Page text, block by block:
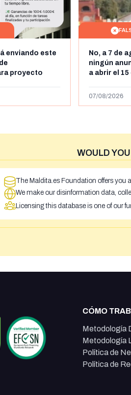
enviando este
proyecto
un timo
No, a 7 de
ningún
a abrir el
y Ceuta
07/08/2026
WOULD
The Maldita.es Foundation offers you
We make our disinformation data,
Licensing this database is one of our
CÓMO
Metodología
Metodología
Política de
Política de